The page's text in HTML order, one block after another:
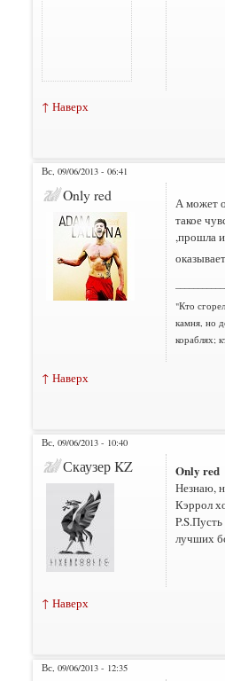
↑ Наверх
Вс, 09/06/2013 - 06:41
Only red
А может
такое
,прошла
"Кто
камня, но
кораблях;
↑ Наверх
Вс, 09/06/2013 - 10:40
Скаузер KZ Only red
Незнаю,
Кэррол
лучших
↑ Наверх
Вс, 09/06/2013 - 12:35